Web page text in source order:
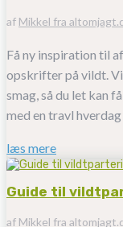
af Mikkel fra
Få ny inspiration til
opskrifter på vildt.
smag, så du let kan
med en travl
læs mere
Guide til
af Mikkel fra